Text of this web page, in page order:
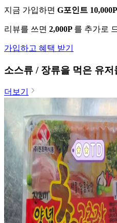
지금 가입하면 G포인트
리뷰를 쓰면 2,000P 를 추가로
가입하고 혜택 받기
소스류 / 장류을 먹은 유
더보기